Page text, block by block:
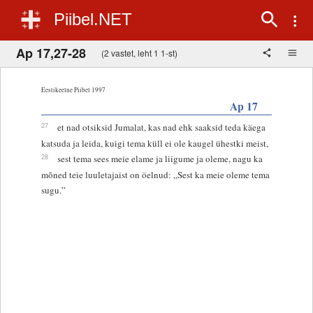
Piibel.NET
Ap 17,27-28 (2 vastet, leht 1 1-st)
Eestikeelne Piibel 1997
Ap 17
27
et nad otsiksid Jumalat, kas nad ehk saaksid teda käega
katsuda ja leida, kuigi tema küll ei ole kaugel ühestki meist,
28
sest tema sees meie elame ja liigume ja oleme, nagu ka
mõned teie luuletajaist on öelnud: „Sest ka meie oleme tema
sugu.”